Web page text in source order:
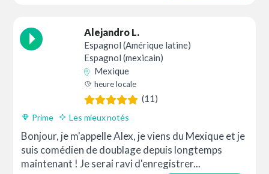
Alejandro L.
Espagnol (Amérique latine)
Espagnol (mexicain)
Mexique
heure locale
(11)
Prime Les mieux notés
Bonjour, je m'appelle Alex, je viens du Mexique et je
suis comédien de doublage depuis longtemps
maintenant ! Je serai ravi d'enregistrer...